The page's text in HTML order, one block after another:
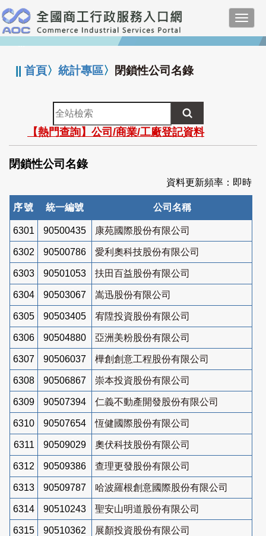
跳
到
主
要
:::
||首頁〉統計專區〉 閉鎖性公司名錄
全
站
檢
索
【熱門查詢】公司/商業/工廠登記資料
閉鎖性公司名錄
資料更新頻率：即時
序號 統一編號 公司名稱
6301 90500435 康苑國際股份有限公司
6302 90500786 愛利奧科技股份有限公司
6303 90501053 扶田百益股份有限公司
6304 90503067 嵩迅股份有限公司
6305 90503405 宥陞投資股份有限公司
6306 90504880 亞洲美粉股份有限公司
6307 90506037 樺創創意工程股份有限公司
6308 90506867 崇本投資股份有限公司
6309 90507394 仁義不動產開發股份有限公司
6310 90507654 恆健國際股份有限公司
6311 90509029 奧伏科技股份有限公司
6312 90509386 查理更發股份有限公司
6313 90509787 哈波羅根創意國際股份有限公司
6314 90510243 聖安山明道股份有限公司
6315 90510362 展顏投資股份有限公司